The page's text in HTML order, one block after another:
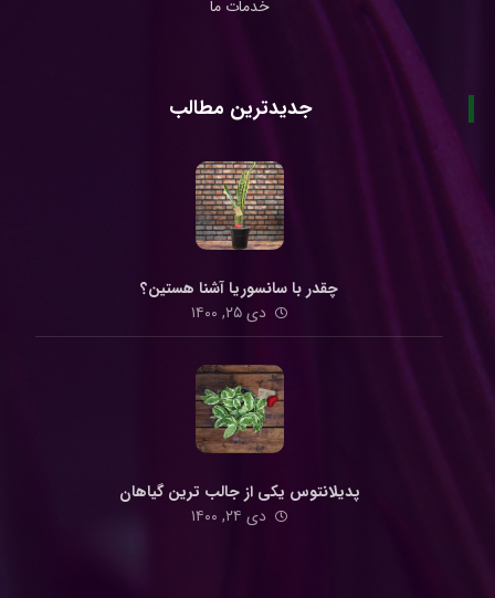
خدمات ما
جدیدترین مطالب
چقدر با سانسوریا آشنا هستین؟
دی ۲۵, ۱۴۰۰
پدیلانتوس یکی از جالب ترین گیاهان
دی ۲۴, ۱۴۰۰